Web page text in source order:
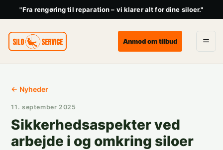
"Fra rengøring til reparation – vi klarer alt for dine siloer."
Anmod om tilbud
← Nyheder
11. september 2025
Sikkerhedsaspekter ved
arbejde i og omkring siloer